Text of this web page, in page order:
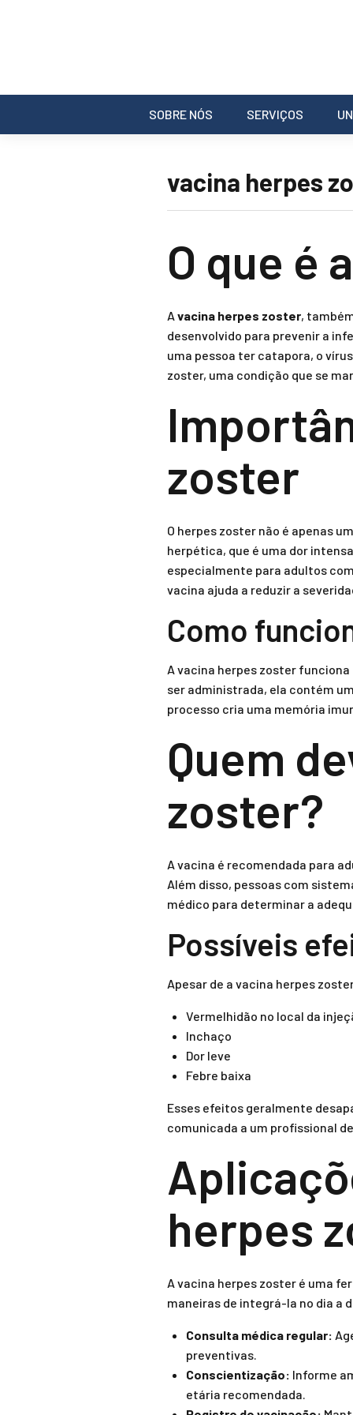
SOBRE NÓS SERVIÇOS
vacina herpes
O que é
Avacina herpes zoster,
desenvolvido para prevenir a
uma pessoa ter catapora, o
zoster, uma condição que se
zoster
O herpes zoster não é apenas
herpética, que é uma dor
especialmente para adultos
vacina ajuda a reduzir a
Como
A vacina herpes zoster
ser administrada, ela contém
processo cria uma memória
Quem
zoster?
A vacina é recomendada para
Além disso, pessoas com
médico para determinar a
Possíveis
Apesar de a vacina herpes
Vermelhidão no local da
Inchaço
Dor leve
Febre baixa
Esses efeitos geralmente
comunicada a um profissional
herpes
A vacina herpes zoster é uma
maneiras de integrá-la no dia a
Consulta médica regular:
preventivas.
Conscientização: Informe
etária recomendada.